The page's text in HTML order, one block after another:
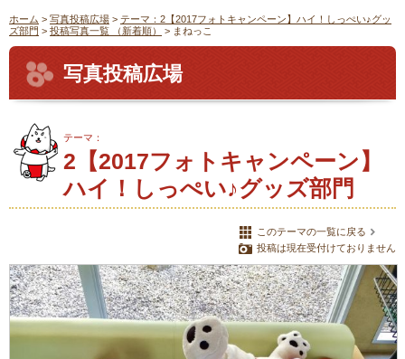
ホーム > 写真投稿広場 > テーマ：2【2017フォトキャンペーン】ハイ！しっぺい♪グッ
ズ部門 > 投稿写真一覧 （新着順） > まねっこ
写真投稿広場
テーマ：
2【2017フォトキャンペーン】
ハイ！しっぺい♪グッズ部門
このテーマの一覧に戻る
投稿は現在受付けておりません